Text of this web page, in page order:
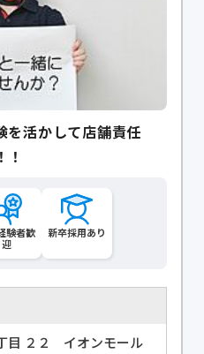
活かして店舗責任
験者歓
迎
新卒採用あり
目 ２２ イオンモール